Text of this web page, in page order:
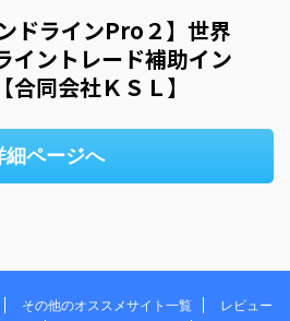
ドラインPro２】世界
イントレード補助イン
合同会社ＫＳＬ】
細ページへ
その他のオススメサイト一覧
レビュー